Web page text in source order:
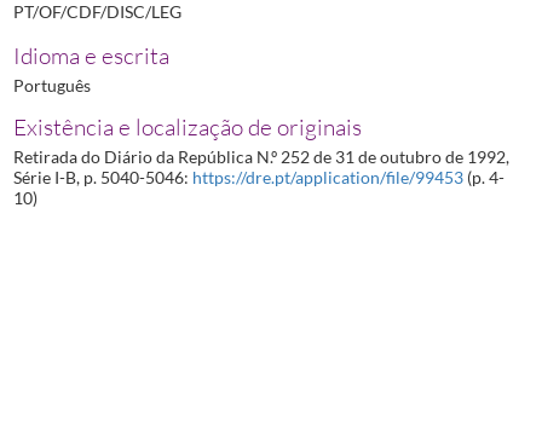
PT/OF/CDF/DISC/LEG
Idioma e escrita
Português
Existência e localização de originais
Retirada do Diário da República N.º 252 de 31 de outubro de 1992,
Série I-B, p. 5040-5046: https://dre.pt/application/file/99453(p. 4-
10)